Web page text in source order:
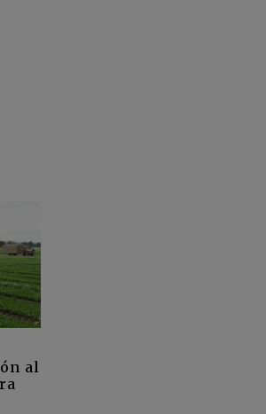
al